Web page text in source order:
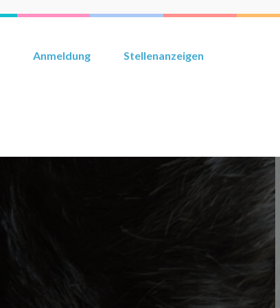
Anmeldung Stellenanzeigen